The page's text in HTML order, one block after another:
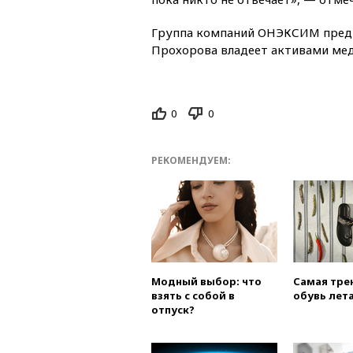
Группа компаний ОНЭКСИМ
Прохорова владеет активами
0 0
РЕКОМЕНДУЕМ:
Модный выбор: что
взять с собой в
отпуск?
Самая
обувь